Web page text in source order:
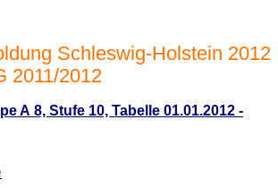
Schleswig-Holstein 2012
2011/2012
A 8, Stufe 10, Tabelle 01.01.2012 -